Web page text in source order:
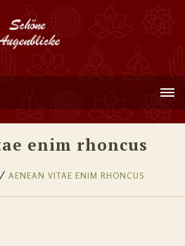
enim rhoncus
AENEAN VITAE ENIM RHONCUS